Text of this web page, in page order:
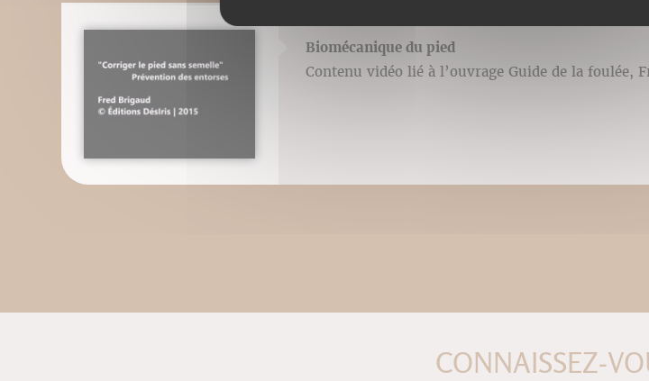
Biomécanique du pied
Contenu vidéo lié à l’ouvrage Guide de la foulée,
CONNAISSEZ-